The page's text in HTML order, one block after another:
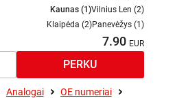
Kaunas (1)Vilnius Len (2)
Klaipėda (2)Panevėžys (1)
7.90
Analogai
OE numeriai